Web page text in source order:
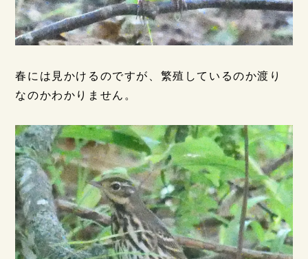
春には見かけるのですが、繁殖しているのか渡り
なのかわかりません。